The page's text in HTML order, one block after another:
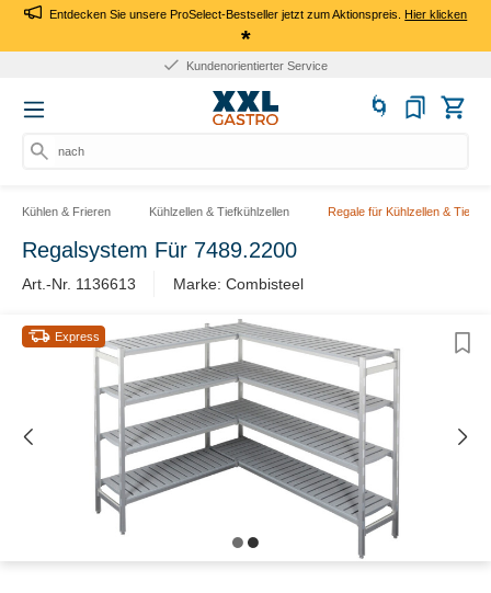
Entdecken Sie unsere ProSelect-Bestseller jetzt zum Aktionspreis.Hier klicken
*
Kundenorientierter Service
nach P
Kühlen & Frieren Kühlzellen & Tiefkühlzellen Regale für Kühlzellen &
Regalsystem Für 7489.2200
Art.-Nr. 1136613 Marke: Combisteel
Express